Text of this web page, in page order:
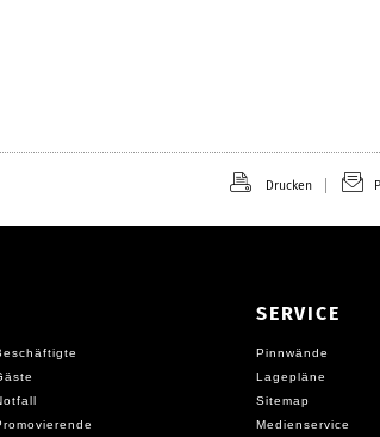
Drucken
SERVICE
Pinnwände
Lagepläne
Sitemap
Medienservice